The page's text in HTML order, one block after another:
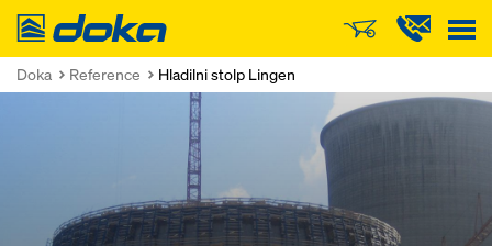
Doka
Doka Reference Hladilni stolp Lingen